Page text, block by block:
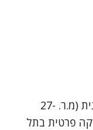
שמי נגה רז, פסיכולוגית בהתמחות קלינית (מ.ר. 27-
פרטית בתל